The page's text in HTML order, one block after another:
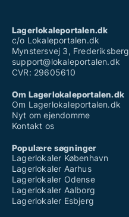
Lagerlokaleportalen.dk
c/o Lokaleportalen.dk
Mynstersvej 3, Frederiksberg
support@lokaleportalen.dk
CVR: 29605610
Om Lagerlokaleportalen.dk
Om Lagerlokaleportalen.dk
Nyt om ejendomme
Kontakt os
Populære søgninger
Lagerlokaler København
Lagerlokaler Aarhus
Lagerlokaler Odense
Lagerlokaler Aalborg
Lagerlokaler Esbjerg